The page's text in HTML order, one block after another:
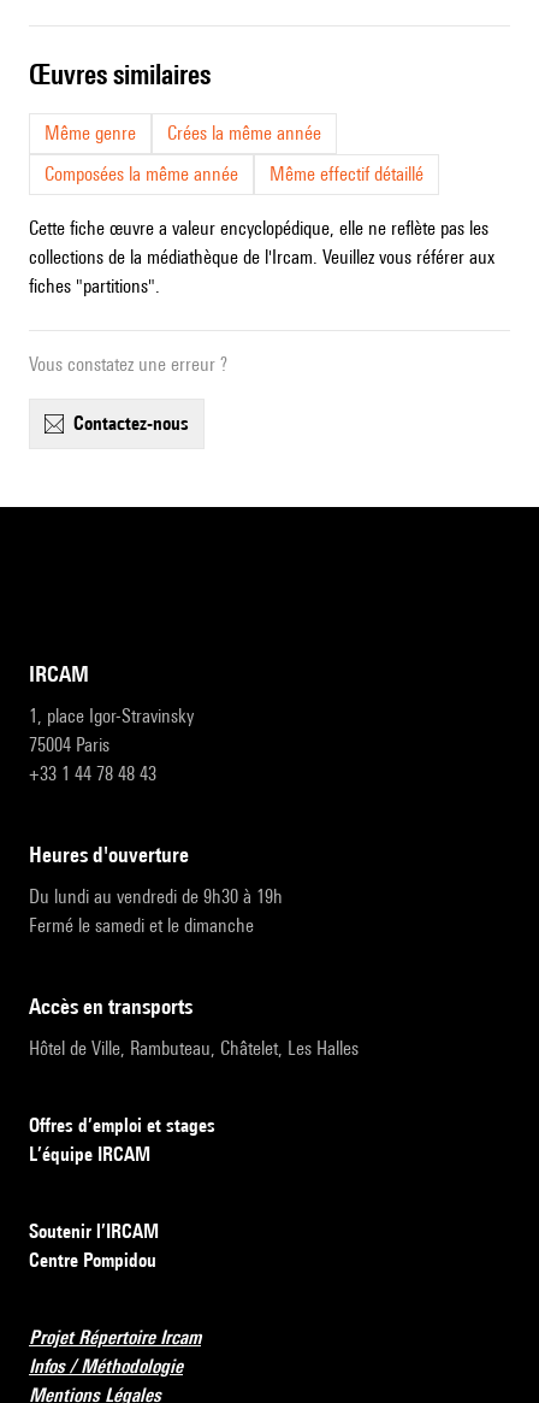
œuvres similaires
Même genre
Crées la même année
Composées la même année
Même effectif détaillé
Cette fiche œuvre a valeur encyclopédique, elle ne reflète pas les
collections de la médiathèque de l'Ircam. Veuillez vous référer aux
fiches "partitions".
Vous constatez une erreur ?
contactez-nous
IRCAM
1, place Igor-Stravinsky
75004 Paris
+33 1 44 78 48 43
heures d'ouverture
Du lundi au vendredi de 9h30 à 19h
Fermé le samedi et le dimanche
accès en transports
Hôtel de Ville, Rambuteau, Châtelet, Les Halles
Offres d’emploi et stages
L’équipe IRCAM
Soutenir l’IRCAM
Centre Pompidou
Projet Répertoire Ircam
Infos / Méthodologie
Mentions Légales